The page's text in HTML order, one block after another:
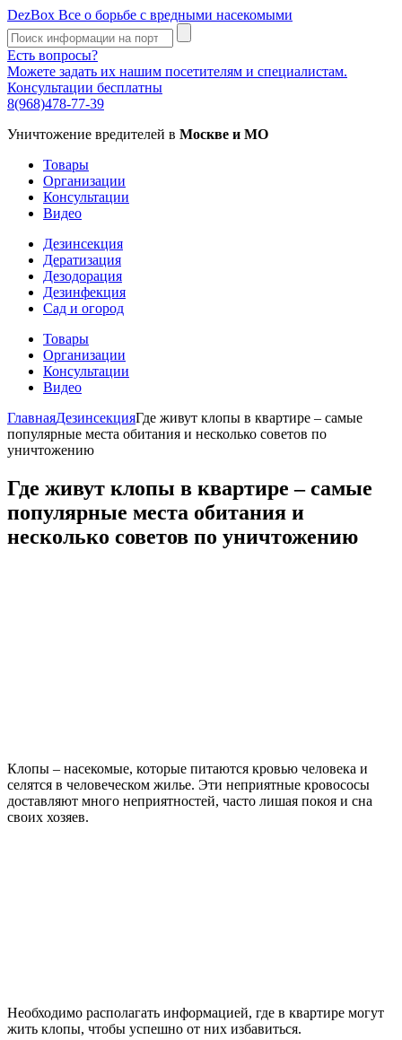
DezBox Все о борьбе с вредными насекомыми
Есть вопросы?
Можете задать их нашим посетителям и специалистам.
Консультации бесплатны
8(968)478-77-39
Уничтожение вредителей в Москве и МО
Товары
Организации
Консультации
Видео
Дезинсекция
Дератизация
Дезодорация
Дезинфекция
Сад и огород
Товары
Организации
Консультации
Видео
ГлавнаяДезинсекцияГде живут клопы в квартире – самые
популярные места обитания и несколько советов по
уничтожению
Где живут клопы в квартире – самые
популярные места обитания и
несколько советов по уничтожению
Клопы – насекомые, которые питаются кровью человека и
селятся в человеческом жилье. Эти неприятные кровососы
доставляют много неприятностей, часто лишая покоя и сна
своих хозяев.
Необходимо располагать информацией, где в квартире могут
жить клопы, чтобы успешно от них избавиться.